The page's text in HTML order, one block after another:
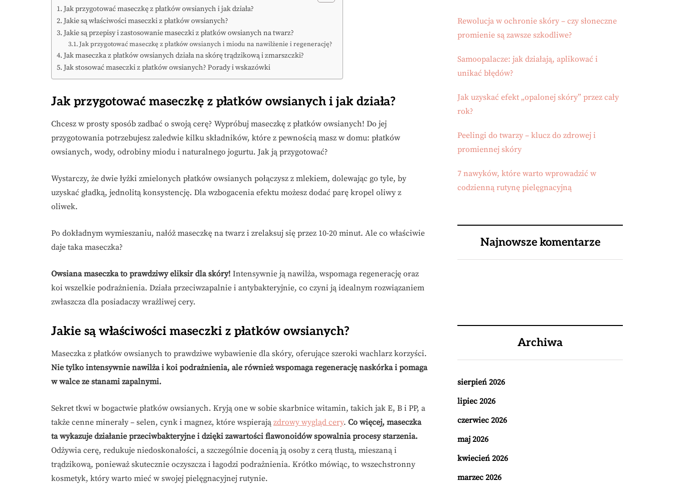
Jak przygotować maseczkę z płatków owsianych i jak działa?
Jakie są właściwości maseczki z płatków owsianych?
Jakie są przepisy i zastosowanie maseczki z płatków owsianych na twarz?
Jak przygotować maseczkę z płatków owsianych i miodu na nawilżenie i regenerację?
Jak maseczka z płatków owsianych działa na skórę trądzikową i zmarszczki?
Jak stosować maseczki z płatków owsianych? Porady i wskazówki
Jak przygotować maseczkę z płatków owsianych i jak działa?
Chcesz w prosty sposób zadbać o swoją cerę? Wypróbuj maseczkę z płatków owsianych! Do jej
przygotowania potrzebujesz zaledwie kilku składników, które z pewnością masz w domu: płatków
owsianych, wody, odrobiny miodu i naturalnego jogurtu. Jak ją przygotować?
Wystarczy, że dwie łyżki zmielonych płatków owsianych połączysz z mlekiem, dolewając go tyle, by
uzyskać gładką, jednolitą konsystencję. Dla wzbogacenia efektu możesz dodać parę kropel oliwy z
oliwek.
Po dokładnym wymieszaniu, nałóż maseczkę na twarz i zrelaksuj się przez 10-20 minut. Ale co właściwie
daje taka maseczka?
Owsiana maseczka to prawdziwy eliksir dla skóry! Intensywnie ją nawilża, wspomaga regenerację oraz
koi wszelkie podrażnienia. Działa przeciwzapalnie i antybakteryjnie, co czyni ją idealnym rozwiązaniem
zwłaszcza dla posiadaczy wrażliwej cery.
Jakie są właściwości maseczki z płatków owsianych?
Maseczka z płatków owsianych to prawdziwe wybawienie dla skóry, oferujące szeroki wachlarz korzyści.
Nie tylko intensywnie nawilża i koi podrażnienia, ale również wspomaga regenerację naskórka i pomaga
w walce ze stanami zapalnymi.
Sekret tkwi w bogactwie płatków owsianych. Kryją one w sobie skarbnice witamin, takich jak E, B i PP, a
także cenne minerały – selen, cynk i magnez, które wspierają zdrowy wygląd cery. Co więcej, maseczka
ta wykazuje działanie przeciwbakteryjne i dzięki zawartości flawonoidów spowalnia procesy starzenia.
Odżywia cerę, redukuje niedoskonałości, a szczególnie docenią ją osoby z cerą tłustą, mieszaną i
trądzikową, ponieważ skutecznie oczyszcza i łagodzi podrażnienia. Krótko mówiąc, to wszechstronny
kosmetyk, który warto mieć w swojej pielęgnacyjnej rutynie.
Rewolucja w ochronie skóry – czy słoneczne
promienie są zawsze szkodliwe?
Samoopalacze: jak działają, aplikować i
unikać błędów?
Jak uzyskać efekt „opalonej skóry” przez cały
rok?
Peelingi do twarzy – klucz do zdrowej i
promiennej skóry
7 nawyków, które warto wprowadzić w
codzienną rutynę pielęgnacyjną
Najnowsze komentarze
Archiwa
sierpień 2026
lipiec 2026
czerwiec 2026
maj 2026
kwiecień 2026
marzec 2026